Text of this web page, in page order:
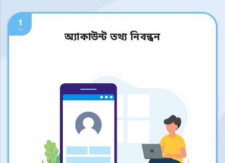
1
অ্যাকাউন্ট তথ্য নিবন্ধন